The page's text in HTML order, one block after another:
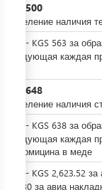
4,500
Определение наличия
- KGS 563 за
Последующая каждая
4,648
Определение наличия
- KGS 638 за
Последующая каждая
стрептомицина в меде
- KGS 2,623.52 за
30 за авиа